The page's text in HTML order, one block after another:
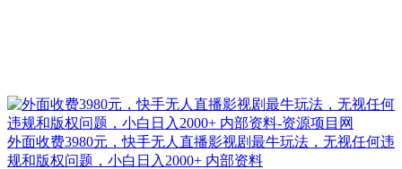
外面收费3980元，快手无人直播影视剧最牛玩法，无视任何违
规和版权问题，小白日入2000+ 内部资料